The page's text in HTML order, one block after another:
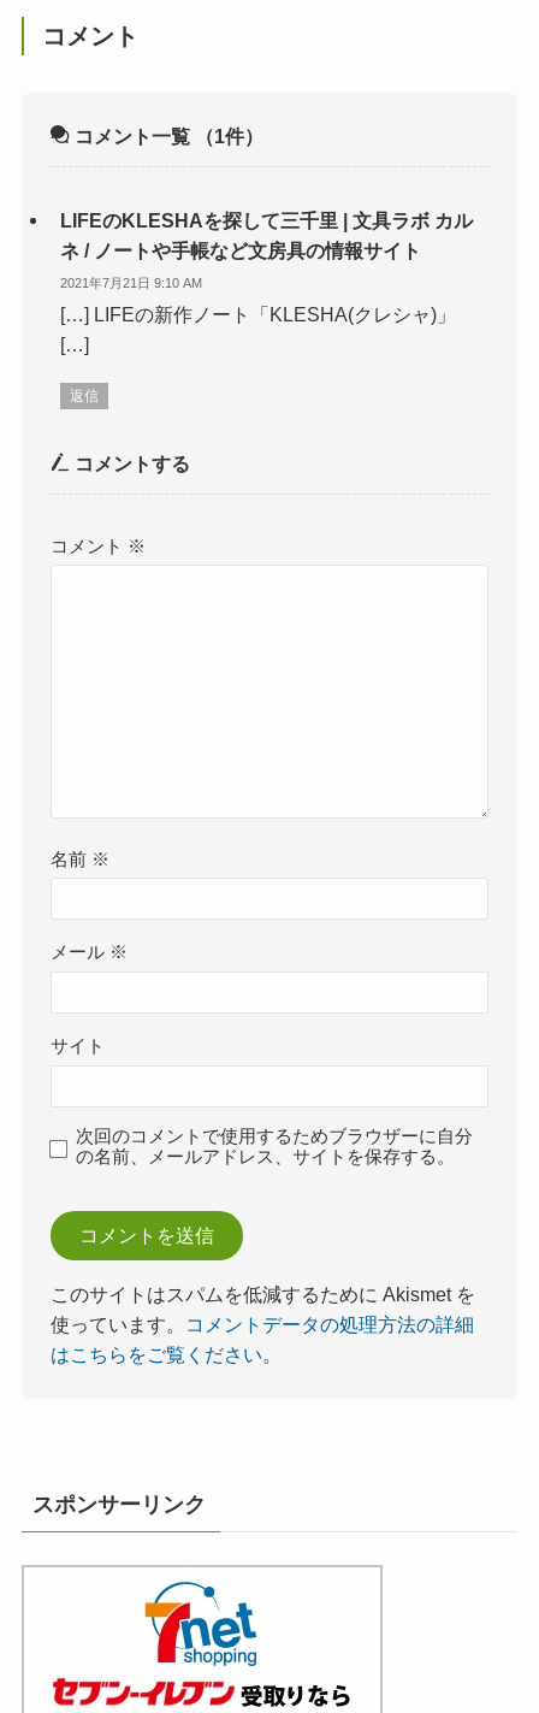
コメント
コメント一覧 （1件）
LIFEのKLESHAを探して三千里 | 文具ラボ カル
ネ / ノートや手帳など文房具の情報サイト
2021年7月21日 9:10 AM
[…] LIFEの新作ノート「KLESHA(クレシャ)」
[…]
返信
コメントする
コメント ※
名前 ※
メール ※
サイト
次回のコメントで使用するためブラウザーに自分
の名前、メールアドレス、サイトを保存する。
このサイトはスパムを低減するために Akismet を
使っています。
コメントデータの処理方法の詳細
はこちらをご覧ください。
スポンサーリンク